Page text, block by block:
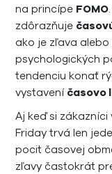
na princípe FOMO
zdôrazňuje
ako je zľava
psychologických
tendenciu konať
vystavení časovo
Aj keď si
Friday trvá len
pocit časovej
zľavy častokrát